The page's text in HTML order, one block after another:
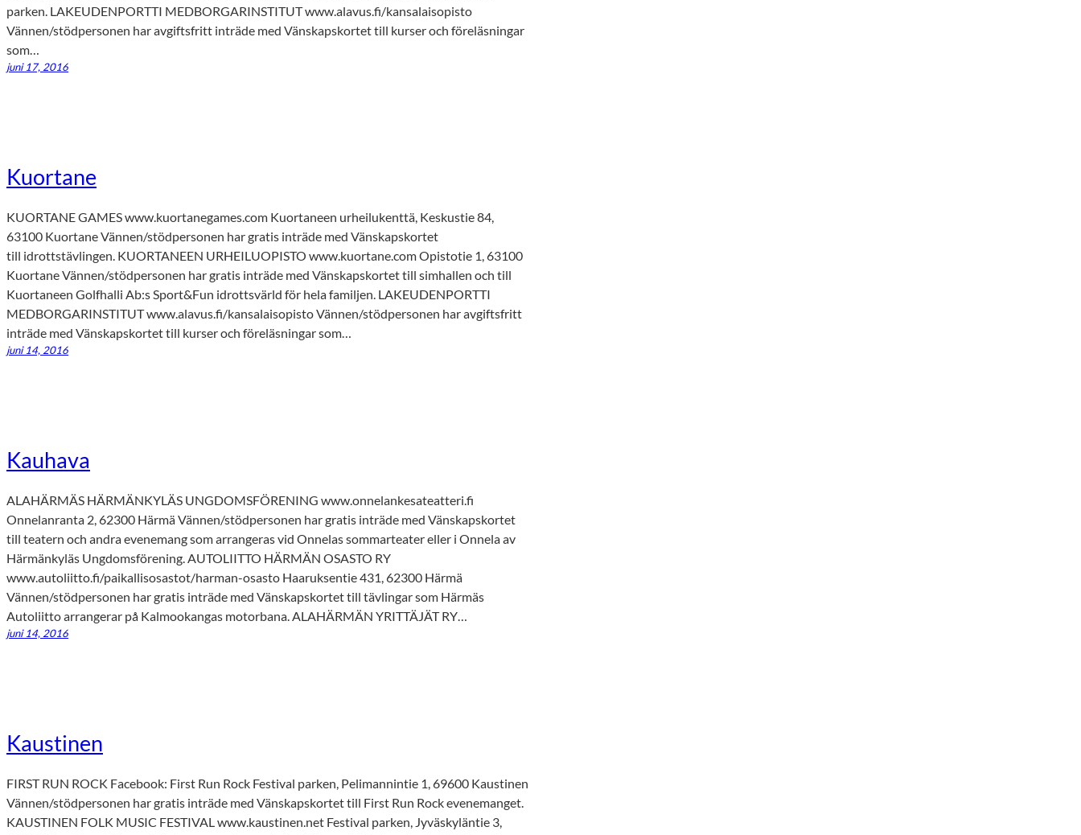
parken. LAKEUDENPORTTI MEDBORGARINSTITUT www.alavus.fi/kansalaisopisto
Vännen/stödpersonen har avgiftsfritt inträde med Vänskapskortet till kurser och föreläsningar
som…
juni 17, 2016
Kuortane
KUORTANE GAMES www.kuortanegames.com Kuortaneen urheilukenttä, Keskustie 84,
63100 Kuortane Vännen/stödpersonen har gratis inträde med Vänskapskortet
till idrottstävlingen. KUORTANEEN URHEILUOPISTO www.kuortane.com Opistotie 1, 63100
Kuortane Vännen/stödpersonen har gratis inträde med Vänskapskortet till simhallen och till
Kuortaneen Golfhalli Ab:s Sport&Fun idrottsvärld för hela familjen. LAKEUDENPORTTI
MEDBORGARINSTITUT www.alavus.fi/kansalaisopisto Vännen/stödpersonen har avgiftsfritt
inträde med Vänskapskortet till kurser och föreläsningar som…
juni 14, 2016
Kauhava
ALAHÄRMÄS HÄRMÄNKYLÄS UNGDOMSFÖRENING www.onnelankesateatteri.fi
Onnelanranta 2, 62300 Härmä Vännen/stödpersonen har gratis inträde med Vänskapskortet
till teatern och andra evenemang som arrangeras vid Onnelas sommarteater eller i Onnela av
Härmänkyläs Ungdomsförening. AUTOLIITTO HÄRMÄN OSASTO RY
www.autoliitto.fi/paikallisosastot/harman-osasto Haaruksentie 431, 62300 Härmä
Vännen/stödpersonen har gratis inträde med Vänskapskortet till tävlingar som Härmäs
Autoliitto arrangerar på Kalmookangas motorbana. ALAHÄRMÄN YRITTÄJÄT RY…
juni 14, 2016
Kaustinen
FIRST RUN ROCK Facebook: First Run Rock Festival parken, Pelimannintie 1, 69600 Kaustinen
Vännen/stödpersonen har gratis inträde med Vänskapskortet till First Run Rock evenemanget.
KAUSTINEN FOLK MUSIC FESTIVAL www.kaustinen.net Festival parken, Jyväskyläntie 3,